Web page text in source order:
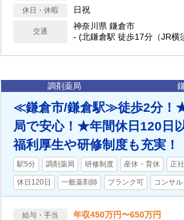
休日・休暇 日祝
交通
神奈川県 鎌倉市
- (北鎌倉駅 徒歩17分（JR横
調剤薬局
≪鎌倉市/鎌倉駅≫徒歩2分！
局で安心！★年間休日120日
福利厚生や研修制度も充実！
駅5分 調剤薬局 研修制度 産休・育休 正
休日120日 一般薬剤師 ブランク可 コンサ
給与・手当 年収450万円〜650万円